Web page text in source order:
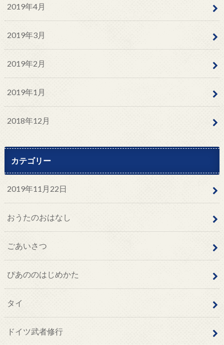
2019年4月
2019年3月
2019年2月
2019年1月
2018年12月
カテゴリー
2019年11月22日
おうたのおはなし
ごあいさつ
ぴあののはじめかた
タイ
ドイツ武者修行